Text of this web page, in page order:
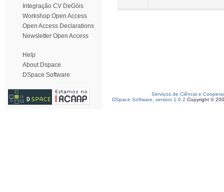
Integração CV DeGóis
Workshop Open Access
Open Access Declarations
Newsletter Open Access
Help
About Dspace
DSpace Software
Serviços de Ciência e
DSpace Software, version 1.6.2 Copyright ©